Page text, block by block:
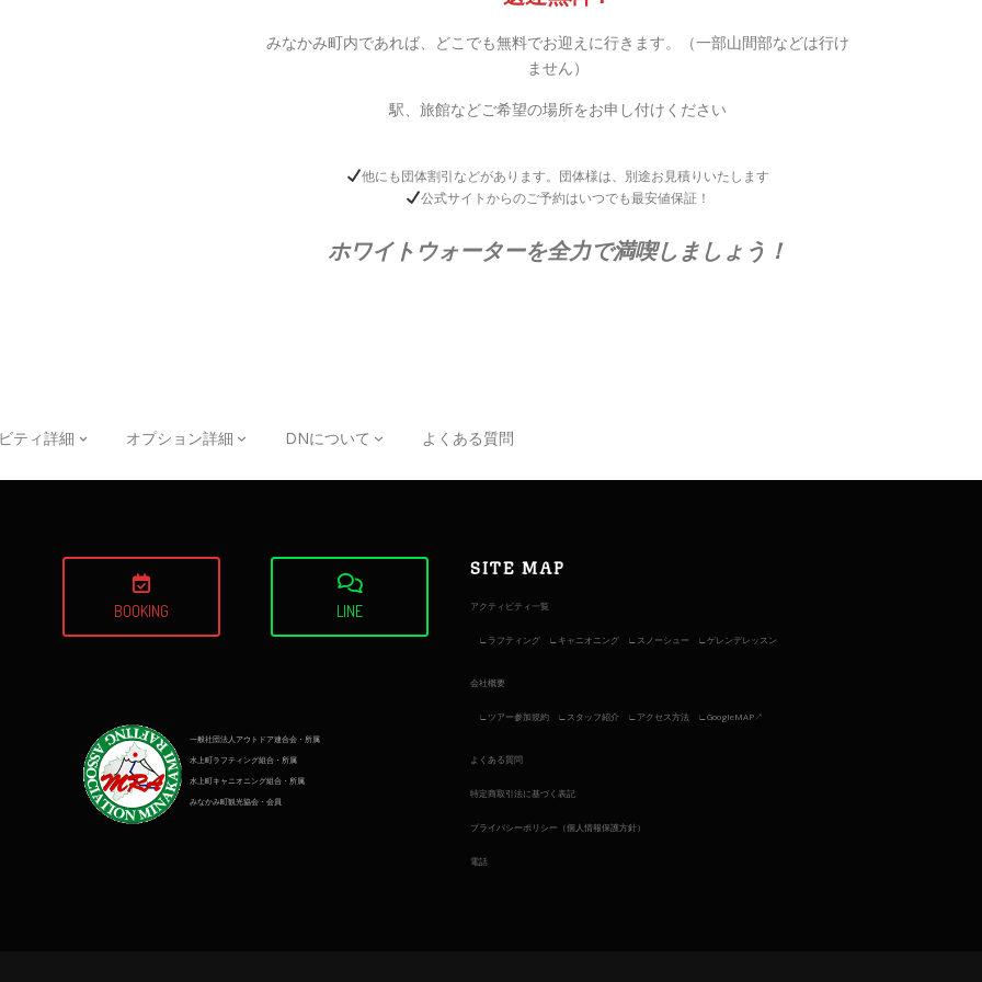
みなかみ町内であれば、どこでも無料でお迎えに行きます。（一部山間部などは行け
ません）
駅、旅館などご希望の場所をお申し付けください
他にも団体割引などがあります。団体様は、別途お見積りいたします
公式サイトからのご予約はいつでも最安値保証！
ホワイトウォーターを全力で満喫しましょう！
ティ詳細 オプション詳細 DNについて よくある質問
BOOKING LINE
一般社団法人アウトドア連合会・所属
水上町ラフティング組合・所属
水上町キャニオニング組合・所属
みなかみ町観光協会・会員
SITE MAP
アクティビティ一覧
ラフティング キャニオニング スノーシュー ゲレンデレッスン
会社概要
ツアー参加規約 スタッフ紹介 アクセス方法 GoogleMAP↗︎
よくある質問
特定商取引法に基づく表記
プライバシーポリシー（個人情報保護方針）
電話